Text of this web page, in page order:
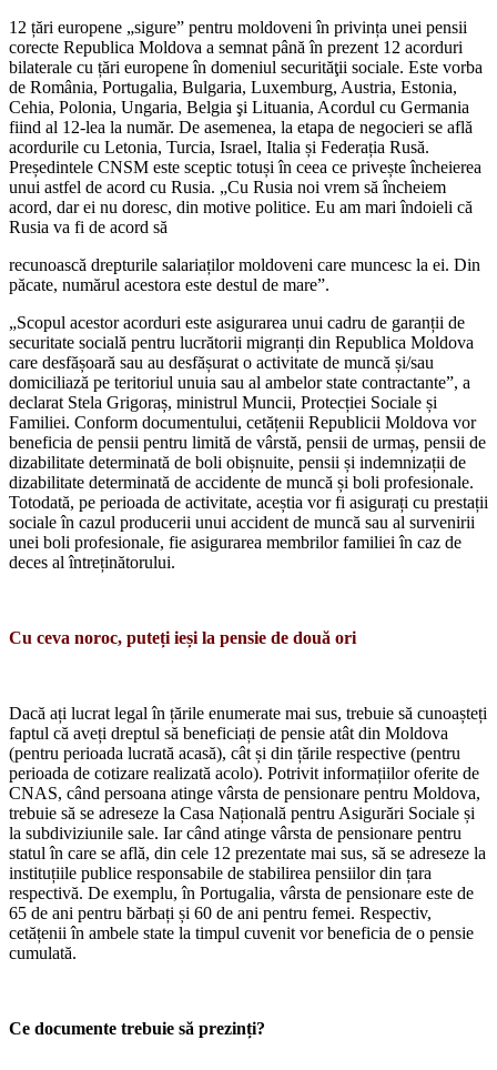
12 țări europene „sigure” pentru moldoveni în privința unei pensii
corecte Republica Moldova a semnat până în prezent 12 acorduri
bilaterale cu țări eu­ropene în domeniul securităţii sociale. Este vorba
de România, Portugalia, Bulgaria, Luxemburg, Austria, Estonia,
Cehia, Po­lonia, Ungaria, Belgia şi Lituania, Acordul cu Germania
fiind al 12-lea la număr. De asemenea, la etapa de negocieri se află
acordurile cu Letonia, Turcia, Israel, Italia și Federația Rusă.
Președintele CNSM este sceptic totuși în ceea ce privește încheierea
unui astfel de acord cu Rusia. „Cu Rusia noi vrem să încheiem
acord, dar ei nu doresc, din motive politice. Eu am mari îndoieli că
Rusia va fi de acord să
recunoască dreptu­rile salariaților moldoveni care muncesc la ei. Din
păcate, numărul acestora este des­tul de mare”.
„Scopul acestor acorduri este asigura­rea unui cadru de garanții de
securitate socială pentru lucrătorii migranți din Re­publica Moldova
care desfășoară sau au desfășurat o activitate de muncă și/sau
domiciliază pe teritoriul unuia sau al am­belor state contractante”, a
declarat Stela Grigoraș, ministrul Muncii, Protecției So­ciale și
Familiei. Conform documentului, cetățenii Republicii Moldova vor
beneficia de pensii pentru limită de vârstă, pensii de urmaș, pensii de
dizabilitate determinată de boli obișnuite, pensii și indemnizații de
dizabilitate determinată de accidente de muncă și boli profesionale.
Totoda­tă, pe perioada de activitate, aceștia vor fi asigurați cu prestații
sociale în cazul producerii unui accident de muncă sau al survenirii
unei boli profesionale, fie asigu­rarea membrilor familiei în caz de
deces al întreținătorului.
Cu ceva noroc, puteți ieși la pensie de două ori
Dacă ați lucrat legal în țările enume­rate mai sus, trebuie să cunoașteți
faptul că aveți dreptul să beneficiați de pensie atât din Moldova
(pentru perioada lucrată acasă), cât și din țările respective (pentru
perioada de cotizare realizată acolo). Po­trivit informațiilor oferite de
CNAS, când persoana atinge vârsta de pensionare pentru Moldova,
trebuie să se adreseze la Casa Națională pentru Asigurări Sociale și
la subdiviziunile sale. Iar când atinge vârsta de pensionare pentru
statul în care se află, din cele 12 prezentate mai sus, să se adre­seze la
instituțiile publice responsabile de stabilirea pensiilor din țara
respectivă. De exemplu, în Portugalia, vârsta de pensio­nare este de
65 de ani pentru bărbați și 60 de ani pentru femei. Respectiv,
cetățenii în ambele state la timpul cuvenit vor benefi­cia de o pensie
cumulată.
Ce documente trebuie să prezinți?